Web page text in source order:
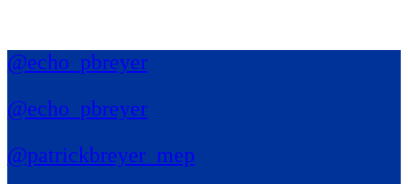
@echo_pbreyer
@echo_pbreyer
@patrickbreyer_mep